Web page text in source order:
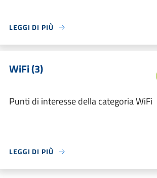
LEGGI DI PIÙ
WiFi (3)
Punti di interesse della categoria WiFi
LEGGI DI PIÙ